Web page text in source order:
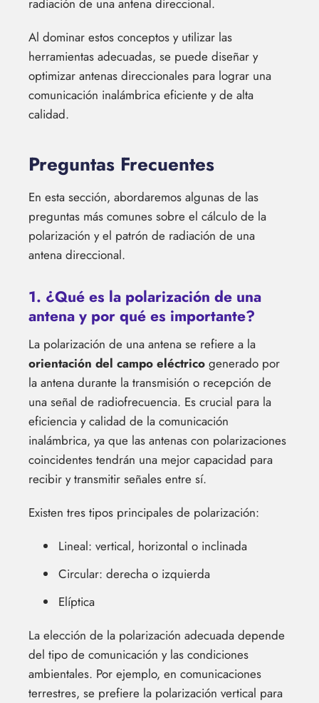
radiación de una antena direccional.
Al dominar estos conceptos y utilizar las
herramientas adecuadas, se puede diseñar y
optimizar antenas direccionales para lograr una
comunicación inalámbrica eficiente y de alta
calidad.
Preguntas Frecuentes
En esta sección, abordaremos algunas de las
preguntas más comunes sobre el cálculo de la
polarización y el patrón de radiación de una
antena direccional.
1. ¿Qué es la polarización de una
antena y por qué es importante?
La polarización de una antena se refiere a la
orientación del campo eléctrico generado por
la antena durante la transmisión o recepción de
una señal de radiofrecuencia. Es crucial para la
eficiencia y calidad de la comunicación
inalámbrica, ya que las antenas con polarizaciones
coincidentes tendrán una mejor capacidad para
recibir y transmitir señales entre sí.
Existen tres tipos principales de polarización:
Lineal: vertical, horizontal o inclinada
Circular: derecha o izquierda
Elíptica
La elección de la polarización adecuada depende
del tipo de comunicación y las condiciones
ambientales. Por ejemplo, en comunicaciones
terrestres, se prefiere la polarización vertical para